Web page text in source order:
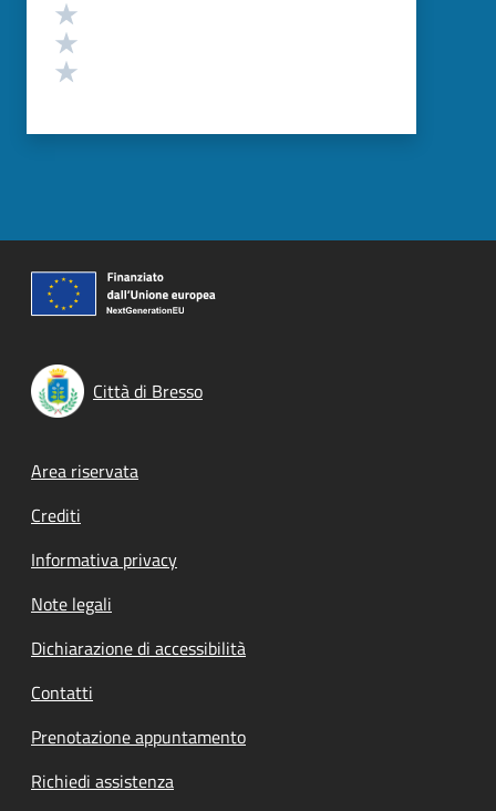
Città di Bresso
Footer menu
Area riservata
Crediti
Informativa privacy
Note legali
Dichiarazione di accessibilità
Contatti
Prenotazione appuntamento
Richiedi assistenza